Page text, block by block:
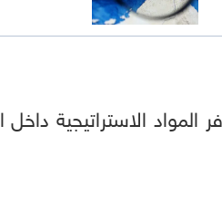
الاستراتيجية